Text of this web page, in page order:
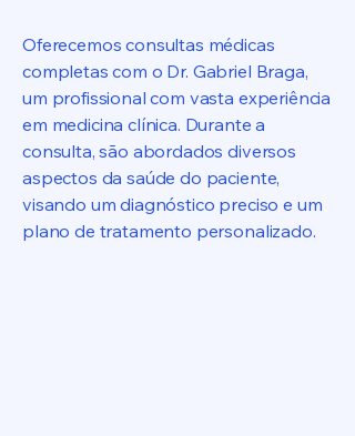
Oferecemos consultas médicas
completas com o Dr. Gabriel Braga,
um profissional com vasta experiência
em medicina clínica. Durante a
consulta, são abordados diversos
aspectos da saúde do paciente,
visando um diagnóstico preciso e um
plano de tratamento personalizado.